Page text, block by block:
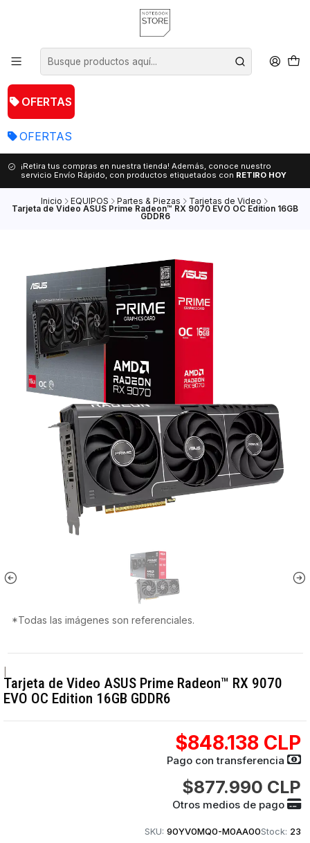
OFERTAS
OFERTAS
¡Retira tus compras en nuestra tienda! Además, conoce nuestro
servicio Envío Rápido, con productos etiquetados con RETIRO HOY
Inicio EQUIPOS Partes & Piezas Tarjetas de Video
Tarjeta de Video ASUS Prime Radeon™ RX 9070 EVO OC Edition 16GB
GDDR6
*Todas las imágenes son referenciales.
Tarjeta de Video ASUS Prime Radeon™ RX 9070
EVO OC Edition 16GB GDDR6
$848.138 CLP
Pago con transferencia
$877.990 CLP
Otros medios de pago
SKU: 90YV0MQ0-M0AA00Stock: 23